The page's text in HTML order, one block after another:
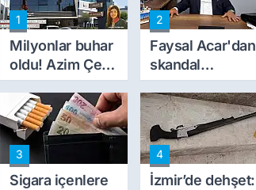
1
Milyonlar buhar
oldu! Azim Çelik
inşaat mağduru
ilk kez konuştu
2
Faysal Acar'dan
skandal
açıklamalar:
'Haluk Levent
peynircilerimizi
de kıskaca aldı,
müdahale ettik'
3
Sigara içenlere
4
İzmir’de dehşet: